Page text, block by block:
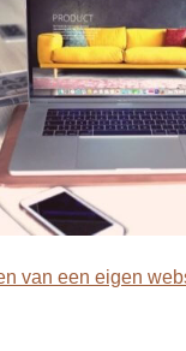
van een eigen